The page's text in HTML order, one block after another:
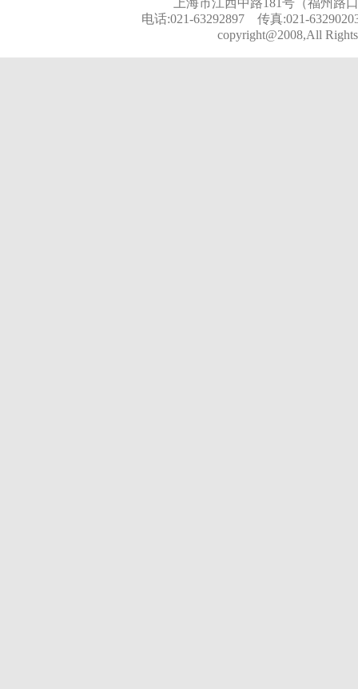
上海市江西中路181号（福州路
电话:021-63292897 传真:021-
copyright@2008,All